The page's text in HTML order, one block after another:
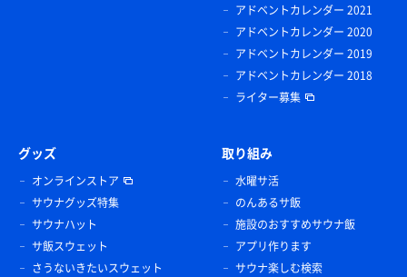
アドベントカレンダー 2021
アドベントカレンダー 2020
アドベントカレンダー 2019
アドベントカレンダー 2018
ライター募集
グッズ
オンラインストア
サウナグッズ特集
サウナハット
サ飯スウェット
さうないきたいスウェット
取り組み
水曜サ活
のんあるサ飯
施設のおすすめサウナ飯
アプリ作ります
サウナ楽しむ検索